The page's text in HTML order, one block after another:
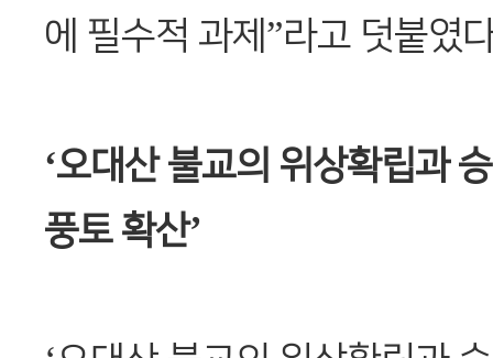
에 필수적 과제”라고 덧붙였
‘오대산 불교의 위상확립과
풍토 확산’